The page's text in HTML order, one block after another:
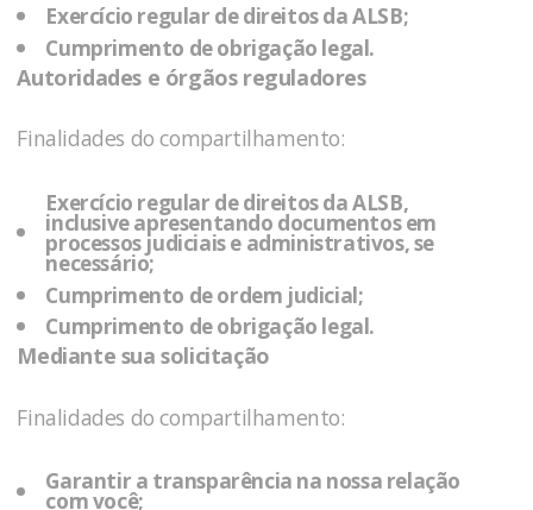
Exercício regular de direitos daALSB;
Cumprimento de obrigação legal.
Autoridades e órgãos reguladores
Finalidades do compartilhamento:
Exercício regular de direitos daALSB,
inclusive apresentando documentos em
processos judiciais e administrativos, se
necessário;
Cumprimento de ordem judicial;
Cumprimento de obrigação legal.
Mediante sua solicitação
Finalidades do compartilhamento:
Garantir a transparência na nossa relação
com você;